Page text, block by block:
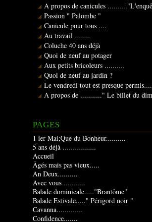
A propos de canicules
Passion " Palombe "
Canicule pour tous ....
Au travail ........
Coluche 40 ans déjà
Quoi de neuf au potager
Aux petits bricoleurs ..........
Quoi de neuf au jardin ?
Le vendredi tout est presque
A propos de ..........." Le billet du
PAGES
1 ier Mai;Que du Bonheur..........
5 ans déjà .................
Accueil
Âgés mais pas vieux.....
An Deux..........
Avec vous ...........
Balade dominicale....."Brantôme"
Balade Estivale....." Périgord noir "
Cavanna.............
Confidence.......